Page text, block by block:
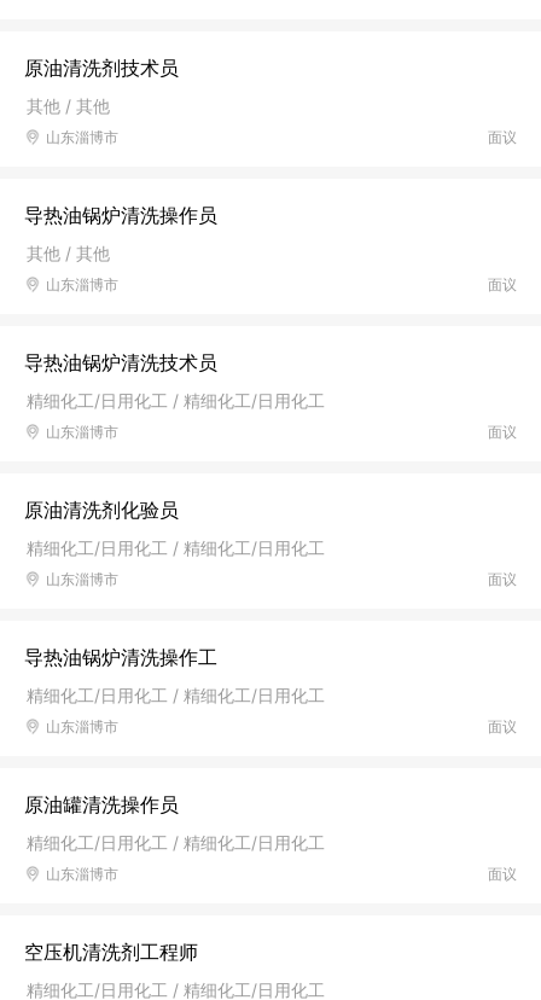
原油清洗剂技术员
其他 / 其他
面议
山东淄博市
导热油锅炉清洗操作员
其他 / 其他
面议
山东淄博市
导热油锅炉清洗技术员
精细化工/日用化工 / 精细化工/日用化工
面议
山东淄博市
原油清洗剂化验员
精细化工/日用化工 / 精细化工/日用化工
面议
山东淄博市
导热油锅炉清洗操作工
精细化工/日用化工 / 精细化工/日用化工
面议
山东淄博市
原油罐清洗操作员
精细化工/日用化工 / 精细化工/日用化工
面议
山东淄博市
空压机清洗剂工程师
精细化工/日用化工 / 精细化工/日用化工